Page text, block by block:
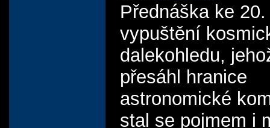
Přednáška ke
vypuštění
dalekohledu,
přesáhl hranice
astronomické
stal se pojmem i